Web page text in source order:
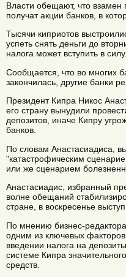
Власти обещают, что взамен
получат акции банков, в
Тысячи киприотов
успеть снять деньги до
налога может вступить в силу.
Сообщается, что во многих
закончилась, другие банки
Президент Кипра Никос
его страну вынудили
депозитов, иначе Кипру
банков.
По словам Анастасиадиса,
"катастрофическим
или же сценарием
Анастасиадис, избранный
волне обещаний
стране, в воскресенье
По мнению бизнес-
одним из ключевых
введении налога на
системе Кипра
средств.